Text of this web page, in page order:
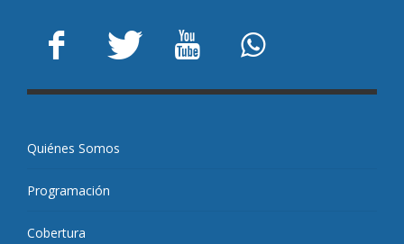
Quiénes Somos
Programación
Cobertura